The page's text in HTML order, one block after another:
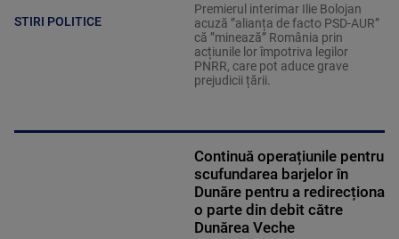
STIRI POLITICE
Premierul interimar Ilie Bolojan
acuză ”alianța de facto PSD-AUR”
că ”minează” România prin
acțiunile lor împotriva legilor
PNRR, care pot aduce grave
prejudicii țării.
Continuă operațiunile pentru
scufundarea barjelor în
Dunăre pentru a redirecționa
o parte din debit către
Dunărea Veche